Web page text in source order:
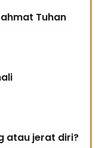
Tuhan
atau jerat diri?